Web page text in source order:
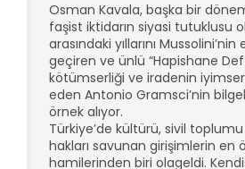
Osman Kavala, başka bir
faşist iktidarın siyasi tutuklusu
arasındaki yıllarını
geçiren ve ünlü “Hapishane
kötümserliği ve iradenin
eden Antonio Gramsci’nin
örnek alıyor.
Türkiye’de kültürü, sivil
hakları savunan girişimlerin en
hamilerinden biri olageldi.